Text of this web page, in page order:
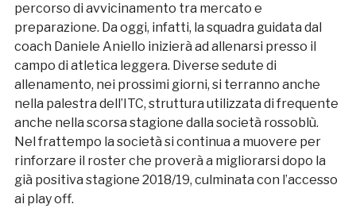
percorso di avvicinamento tra mercato e
preparazione. Da oggi, infatti, la squadra guidata dal
coach Daniele Aniello inizierà ad allenarsi presso il
campo di atletica leggera. Diverse sedute di
allenamento, nei prossimi giorni, si terranno anche
nella palestra dell’ITC, struttura utilizzata di frequente
anche nella scorsa stagione dalla società rossoblù.
Nel frattempo la società si continua a muovere per
rinforzare il roster che proverà a migliorarsi dopo la
già positiva stagione 2018/19, culminata con l’accesso
ai play off.